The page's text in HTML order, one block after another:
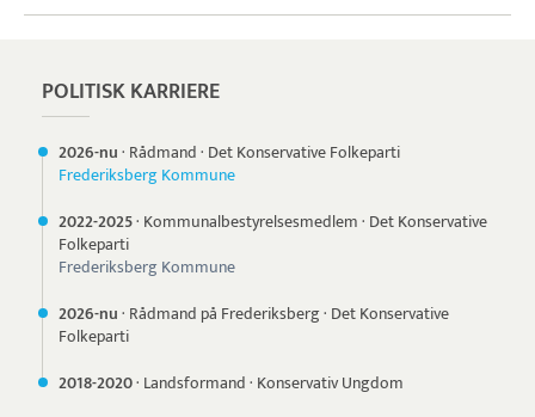
POLITISK KARRIERE
2026-nu· Rådmand· Det Konservative Folkeparti
Frederiksberg Kommune
2022-2025· Kommunalbestyrelsesmedlem· Det Konservative
Folkeparti
Frederiksberg Kommune
2026-nu· Rådmand på Frederiksberg· Det Konservative
Folkeparti
2018-2020· Landsformand· Konservativ Ungdom